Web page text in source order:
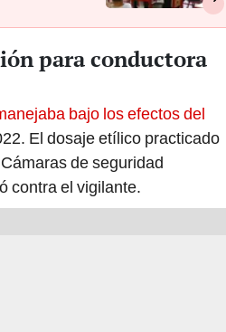
para conductora
bajo los efectos del
El dosaje etílico practicado
de seguridad
contra el vigilante.